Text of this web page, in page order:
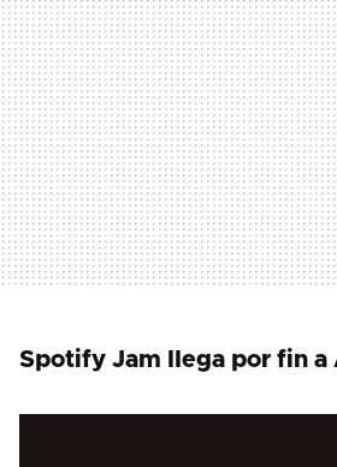
Spotify Jam llega por fin a